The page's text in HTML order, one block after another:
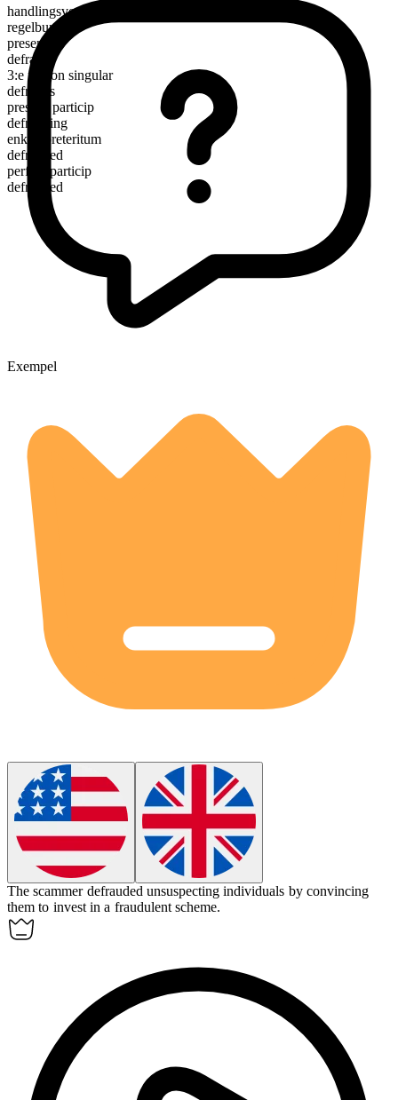
handlingsverb
regelbundet
presens
defraud
3:e person singular
defrauds
presens particip
defrauding
enkelt preteritum
defrauded
perfekt particip
defrauded
Exempel
The scammer defrauded unsuspecting individuals by convincing
them to invest in a fraudulent scheme.